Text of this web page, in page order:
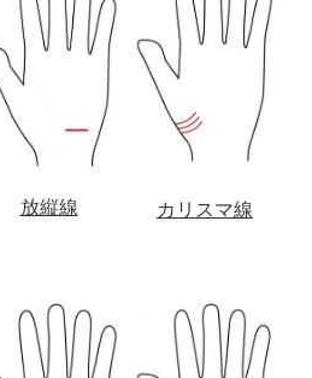
放縦線 カリスマ線